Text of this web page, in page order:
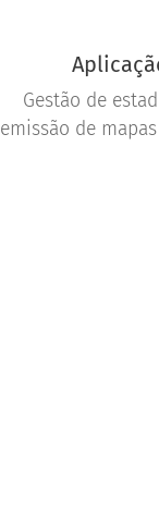
Gestão de
emissão de